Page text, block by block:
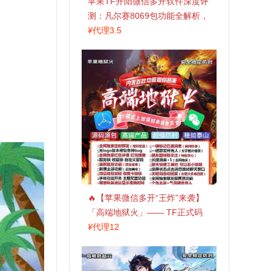
测：凡尔赛8069包功能全解析，
TestFlight稳定版上架，激活认准
¥代理3.5
🔥【苹果微信多开“王炸”来袭】
「高端地狱火」—— TF正式码
+斗战神8073包，7天退换，安全
¥代理12